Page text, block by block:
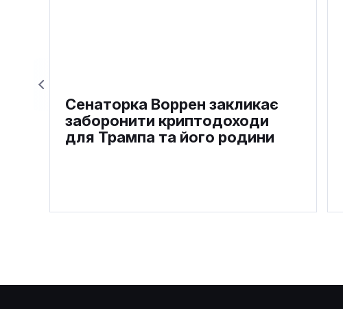
Сенаторка Воррен закликає
заборонити криптодоходи
для Трампа та його родини